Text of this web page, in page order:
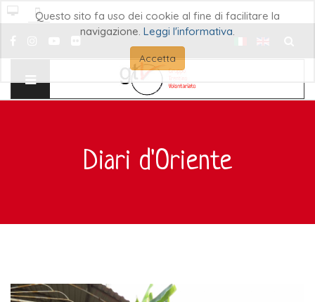
Questo sito fa uso dei cookie al fine di facilitare la
navigazione. Leggi l'informativa.
Accetta
Diari d'Oriente